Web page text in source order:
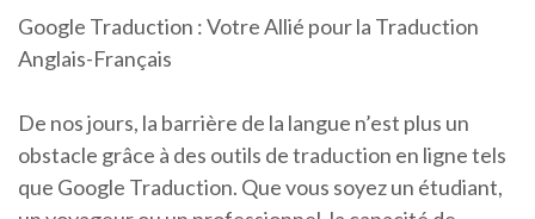
Google Traduction : Votre Allié pour la Traduction
Anglais-Français
De nos jours, la barrière de la langue n’est plus un
obstacle grâce à des outils de traduction en ligne tels
que Google Traduction. Que vous soyez un étudiant,